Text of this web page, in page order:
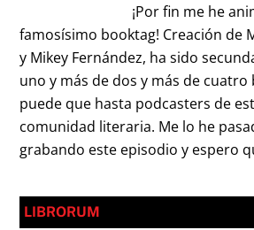
¡Por fin me he
famosísimo booktag! Creación de
y Mikey Fernández, ha sido
uno y más de dos y más de
puede que hasta podcasters de
comunidad literaria. Me lo he
grabando este episodio y espero
LIBRORUM